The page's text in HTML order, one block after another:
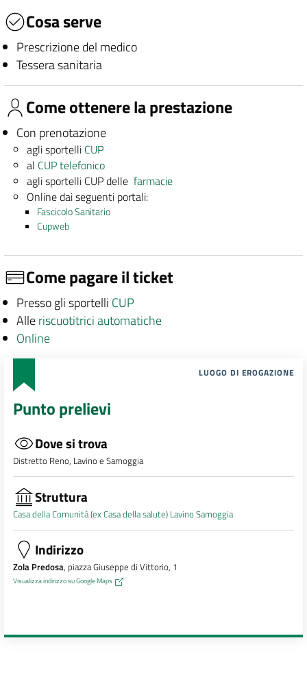
Cosa serve
Prescrizione del medico
Tessera sanitaria
Come ottenere la prestazione
Con prenotazione
agli sportelli CUP
al CUP telefonico
agli sportelli CUP dellefarmacie
Online dai seguenti portali:
Fascicolo Sanitario
Cupweb
Come pagare il ticket
Presso gli sportelli CUP
Alleriscuotitrici automatiche
Online
LUOGO DI EROGAZIONE
Punto prelievi
Dove si trova
Distretto Reno, Lavino e Samoggia
Struttura
Casa della Comunità (ex Casa della salute) Lavino Samoggia
Indirizzo
Zola Predosa, piazza Giuseppe di Vittorio, 1
Visualizza indirizzo su Google Maps